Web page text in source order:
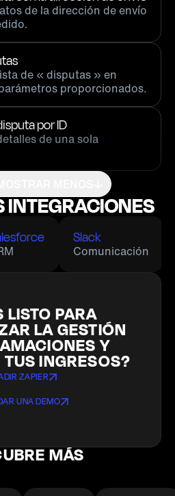
de la dirección de envío
de « disputas » en
proporcionados.
por ID
de una sola
INTEGRACIONES
Slack
Comunicación
LISTO PARA
LA GESTIÓN
Y
INGRESOS?
ZAPIER
UNA DEMO
MÁS